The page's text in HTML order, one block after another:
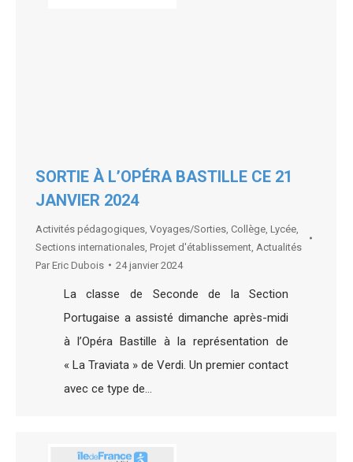
SORTIE À L’OPÉRA BASTILLE CE 21
JANVIER 2024
Activités pédagogiques Voyages/Sorties Collège Lycée
Sections internationales Projet d'établissement Actualités
Par Eric Dubois 24 janvier 2024
La classe de Seconde de la Section
Portugaise a assisté dimanche après-midi
à l’Opéra Bastille à la représentation de
« La Traviata » de Verdi. Un premier contact
avec ce type de…